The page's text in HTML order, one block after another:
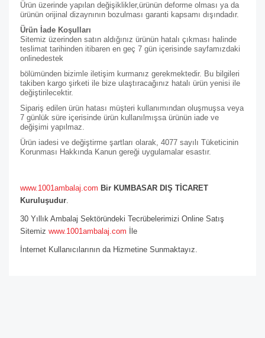
Ürün üzerinde yapılan değişiklikler,ürünün deforme olması ya da
ürünün orijinal dizaynının bozulması garanti kapsamı dışındadır.
Ürün İade Koşulları
Sitemiz üzerinden satın aldığınız ürünün hatalı çıkması halinde
teslimat tarihinden itibaren en geç 7 gün içerisinde sayfamızdaki
onlinedestek
bölümünden bizimle iletişim kurmanız gerekmektedir. Bu bilgileri
takiben kargo şirketi ile bize ulaştıracağınız hatalı ürün yenisi ile
değiştirilecektir.
Sipariş edilen ürün hatası müşteri kullanımından oluşmuşsa veya
7 günlük süre içerisinde ürün kullanılmışsa ürünün iade ve
değişimi yapılmaz.
Ürün iadesi ve değiştirme şartları olarak, 4077 sayılı Tüketicinin
Korunması Hakkında Kanun gereği uygulamalar esastır.
www.1001ambalaj.com Bir KUMBASAR DIŞ TİCARET
Kuruluşudur.
30 Yıllık Ambalaj Sektöründeki Tecrübelerimizi Online Satış
Sitemiz www.1001ambalaj.com İle
İnternet Kullanıcılarının da Hizmetine Sunmaktayız.